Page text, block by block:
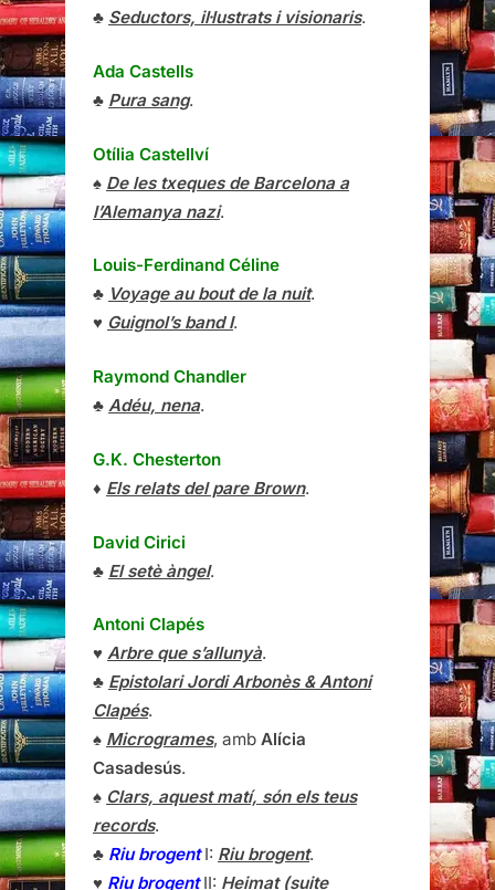
♣ Seductors, il·lustrats i visionaris.
Ada Castells
♣ Pura sang.
Otília Castellví
♠ De les txeques de Barcelona a
l’Alemanya nazi.
Louis-Ferdinand Céline
♣ Voyage au bout de la nuit.
♥ Guignol’s band I.
Raymond Chandler
♣ Adéu, nena.
G.K. Chesterton
♦ Els relats del pare Brown.
David Cirici
♣ El setè àngel.
Antoni Clapés
♥ Arbre que s’allunyà.
♣ Epistolari Jordi Arbonès & Antoni
Clapés.
♠ Microgrames, amb Alícia
Casadesús.
♠ Clars, aquest matí, són els teus
records.
♣ Riu brogentI: Riu brogent.
♥ Riu brogentII: Heimat (suite